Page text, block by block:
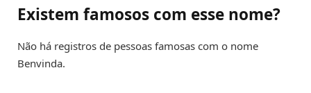
Existem famosos com esse nome?
Não há registros de pessoas famosas com o nome
Benvinda.